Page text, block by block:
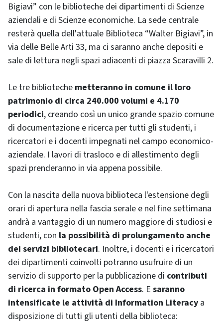
Bigiavi” con le biblioteche dei dipartimenti di Scienze
aziendali e di Scienze economiche. La sede centrale
resterà quella dell'attuale Biblioteca “Walter Bigiavi”, in
via delle Belle Arti 33, ma ci saranno anche depositi e
sale di lettura negli spazi adiacenti di piazza Scaravilli 2.
Le tre biblioteche metteranno in comune il loro
patrimonio di circa 240.000 volumi e 4.170
periodici, creando così un unico grande spazio comune
di documentazione e ricerca per tutti gli studenti, i
ricercatori e i docenti impegnati nel campo economico-
aziendale. I lavori di trasloco e di allestimento degli
spazi prenderanno in via appena possibile.
Con la nascita della nuova biblioteca l'estensione degli
orari di apertura nella fascia serale e nel fine settimana
andrà a vantaggio di un numero maggiore di studiosi e
studenti, con la possibilità di prolungamento anche
dei servizi bibliotecari. Inoltre, i docenti e i ricercatori
dei dipartimenti coinvolti potranno usufruire di un
servizio di supporto per la pubblicazione di contributi
di ricerca in formato Open Access. E saranno
intensificate le attività di Information Literacy a
disposizione di tutti gli utenti della biblioteca: